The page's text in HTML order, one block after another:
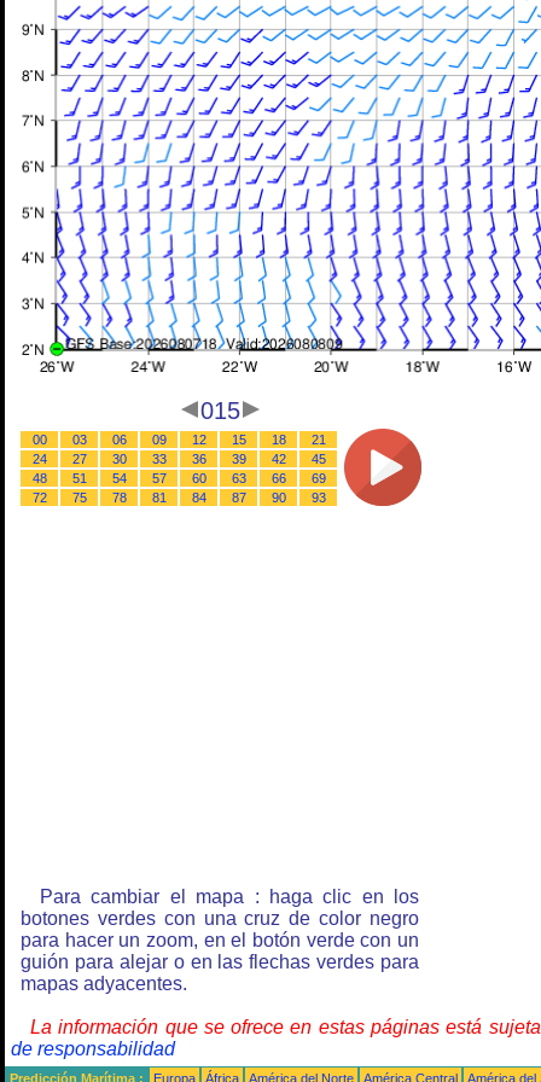
015
00 03 06 09 12 15 18
21
24
27 30 33 36 39 42
45
48
51 54 57 60 63 66
69
72
75 78 81 84 87 90 93
Para cambiar el mapa : haga clic en los
botones verdes con una cruz de color negro
para hacer un zoom, en el botón verde con un
guión para alejar o en las flechas verdes para
mapas adyacentes.
La información que se ofrece en estas páginas está
de responsabilidad
Predicción Marítima : Europa África América del Norte América Central
América del